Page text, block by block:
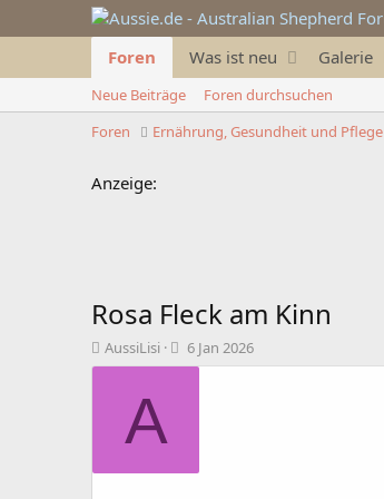
Foren Was ist neu Galerie
Neue Beiträge
Foren durchsuchen
Foren
Ernährung, Gesundheit und Pflege
Anzeige:
Rosa Fleck am Kinn
T
h
AussiLisi
B
e
6 Jan 2026
A